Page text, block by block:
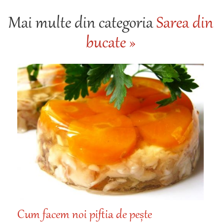
Mai multe din categoriaSarea din
bucate »
Cum facem noi piftia de pește